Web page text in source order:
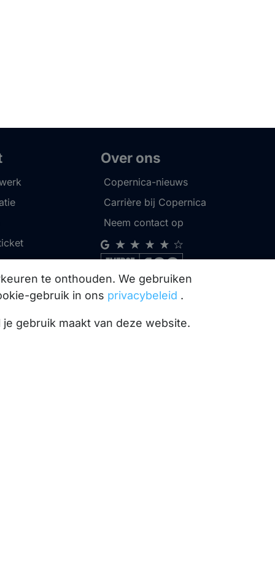
Over ons
Copernica-nieuws
Carrière bij Copernica
Neem contact op
te onthouden. We gebruiken
gebruik in ons privacybeleid .
gebruik maakt van deze website.